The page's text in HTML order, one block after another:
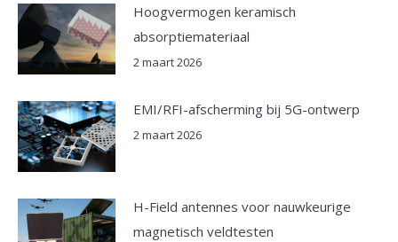
Hoogvermogen keramisch
absorptiemateriaal
2 maart 2026
EMI/RFI-afscherming bij 5G-ontwerp
2 maart 2026
H-Field antennes voor nauwkeurige
magnetisch veldtesten